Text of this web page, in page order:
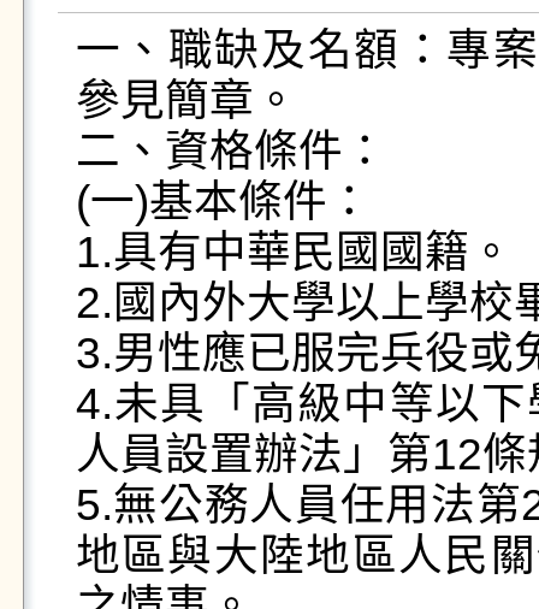
一、職缺及名額：專
參見簡章。
二、資格條件：
(一)基本條件：
1.具有中華民國國籍。
2.國內外大學以上學校
3.男性應已服完兵役或
4.未具「高級中等以
人員設置辦法」第12
5.無公務人員任用法
地區與大陸地區人民